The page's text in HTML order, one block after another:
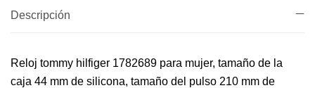
Descripción
Reloj tommy hilfiger 1782689 para mujer, tamaño de la
caja 44 mm de silicona, tamaño del pulso 210 mm de